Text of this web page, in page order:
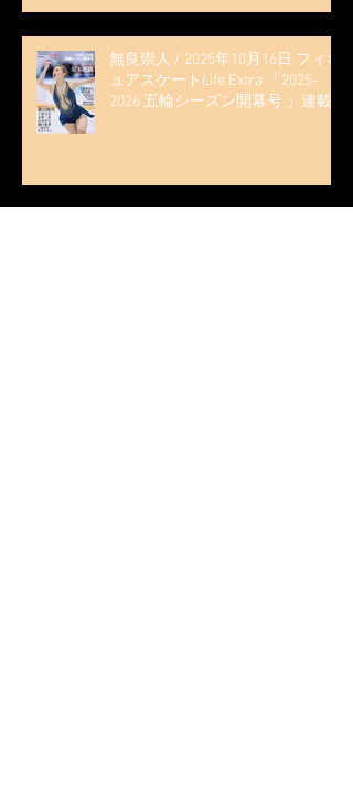
無良崇人 / 2025年10月16日 フィギ
ュアスケートLife Extra 「2025-
2026 五輪シーズン開幕号 」連載